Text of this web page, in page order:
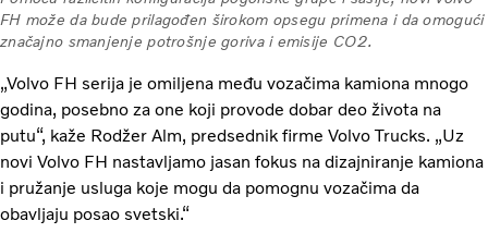
FH može da bude prilagođen širokom opsegu primena i da omogući
značajno smanjenje potrošnje goriva i emisije CO2.
„Volvo FH serija je omiljena među vozačima kamiona mnogo
godina, posebno za one koji provode dobar deo života na
putu“, kaže Rodžer Alm, predsednik firme Volvo Trucks. „Uz
novi Volvo FH nastavljamo jasan fokus na dizajniranje kamiona
i pružanje usluga koje mogu da pomognu vozačima da
obavljaju posao svetski.“